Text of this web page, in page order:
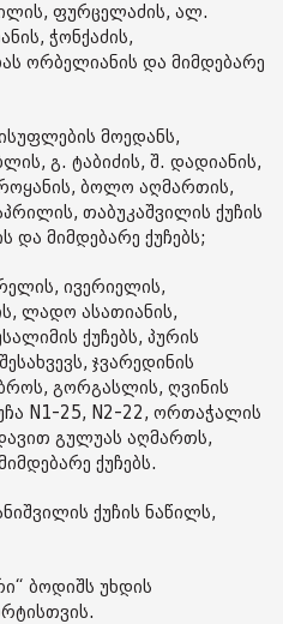
ფურცელაძის, ალ.
ჭონქაძის,
ორბელიანის და მიმდებარე
მოედანს,
გ. ტაბიძის, შ. დადიანის,
ბოლო აღმართის,
თაბუკაშვილის ქუჩის
და მიმდებარე ქუჩებს;
ივერიელის,
ლადო ასათიანის,
ქუჩებს, პურის
ჯვარედინის
გორგასლის, ღვინის
N1-25, N2-22, ორთაჭალის
გულუას აღმართს,
ქუჩებს.
ქუჩის ნაწილს,
ბოდიშს უხდის